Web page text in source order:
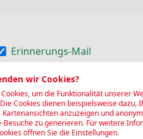
Erinnerungs-Mail
Erinnerungs-SMS
Blutspende SRK
Geschlecht,
SRK
wir Cookies?
um die Funktionalität unserer
Cookies dienen beispielsweise dazu,
anzuzeigen und
Besuche zu generieren. Für weitere
öffnen Sie die Einstellungen.